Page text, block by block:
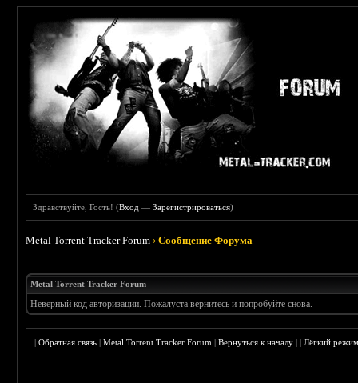
Здравствуйте, Гость! (Вход —Зарегистрироваться)
Metal Torrent Tracker Forum ›Сообщение Форума
Metal Torrent Tracker Forum
Неверный код авторизации. Пожалуста вернитесь и попробуйте снова.
|Обратная связь |Metal Torrent Tracker Forum |Вернуться к началу ||Лёгкий